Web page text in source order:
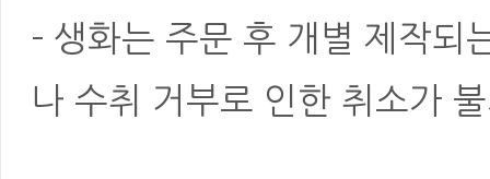
- 생화는 주문 후 개별 제작되
나 수취 거부로 인한 취소가